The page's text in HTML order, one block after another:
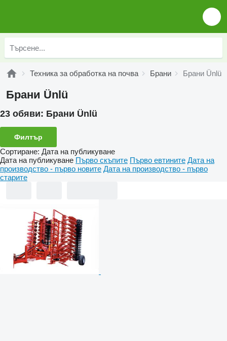
Техника за обработка на почва Брани Брани Ünlü
Брани Ünlü
23 обяви: Брани Ünlü
Филтър
Сортиране: Дата на публикуване
Дата на публикуване Първо скъпите Първо евтините Дата на
производство - първо новите Дата на производство - първо
старите